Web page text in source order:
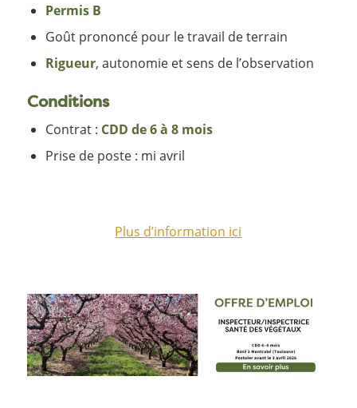
Permis B
Goût prononcé pour le travail de terrain
Rigueur, autonomie et sens de l’observation
Conditions
Contrat : CDD de 6 à 8 mois
Prise de poste : mi avril
Plus d’information ici